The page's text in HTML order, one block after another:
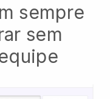
sempre
sem